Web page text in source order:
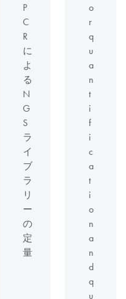
P
C
R
に
よ
る
N
G
S
ラ
イ
ブ
ラ
リ
ー
の
定
量
o
r
q
u
a
n
t
i
f
i
c
a
t
i
o
n
a
n
d
q
u